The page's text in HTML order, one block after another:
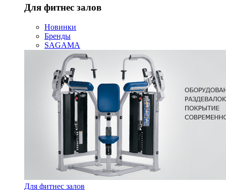
Для фитнес залов
Новинки
Бренды
SAGAMA
Для фитнес залов